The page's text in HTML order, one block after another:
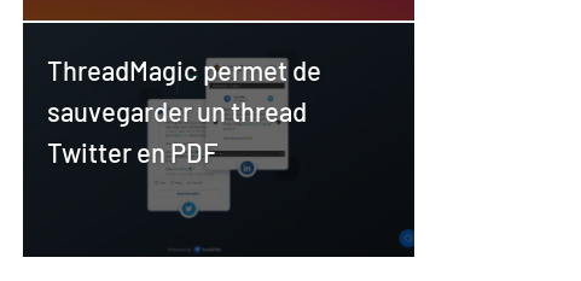
ThreadMagic permet de
sauvegarder un thread
Twitter en PDF